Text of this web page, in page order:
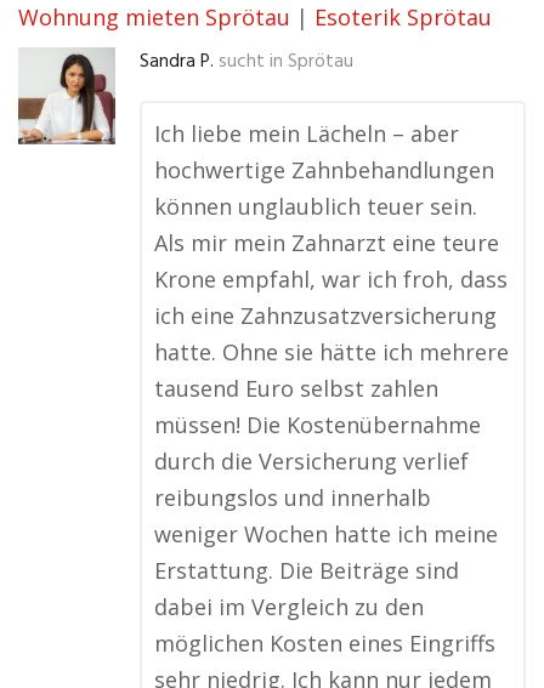
Wohnung mieten Sprötau | Esoterik Sprötau
Sandra P. sucht in Sprötau
Ich liebe mein Lächeln – aber
hochwertige Zahnbehandlungen
können unglaublich teuer sein.
Als mir mein Zahnarzt eine teure
Krone empfahl, war ich froh, dass
ich eine Zahnzusatzversicherung
hatte. Ohne sie hätte ich mehrere
tausend Euro selbst zahlen
müssen! Die Kostenübernahme
durch die Versicherung verlief
reibungslos und innerhalb
weniger Wochen hatte ich meine
Erstattung. Die Beiträge sind
dabei im Vergleich zu den
möglichen Kosten eines Eingriffs
sehr niedrig. Ich kann nur jedem